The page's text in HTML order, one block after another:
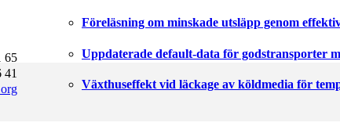
Föreläsning om minskade utsläpp genom
Uppdaterade default-data för godstransporter
Växthuseffekt vid läckage av köldmedia för
65
41